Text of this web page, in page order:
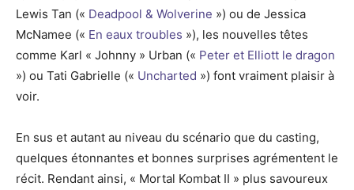
Lewis Tan (« Deadpool & Wolverine ») ou de Jessica
McNamee (« En eaux troubles »), les nouvelles têtes
comme Karl « Johnny » Urban (« Peter et Elliott le dragon
») ou Tati Gabrielle (« Uncharted ») font vraiment plaisir à
voir.
En sus et autant au niveau du scénario que du casting,
quelques étonnantes et bonnes surprises agrémentent le
récit. Rendant ainsi, « Mortal Kombat II » plus savoureux